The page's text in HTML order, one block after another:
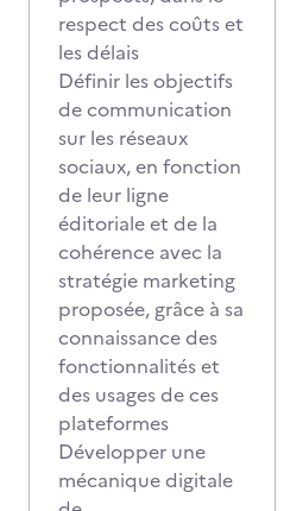
respect des coûts et
les délais
Définir les objectifs
de communication
sur les réseaux
sociaux, en fonction
de leur ligne
éditoriale et de la
cohérence avec la
stratégie marketing
proposée, grâce à sa
connaissance des
fonctionnalités et
des usages de ces
plateformes
Développer une
mécanique digitale